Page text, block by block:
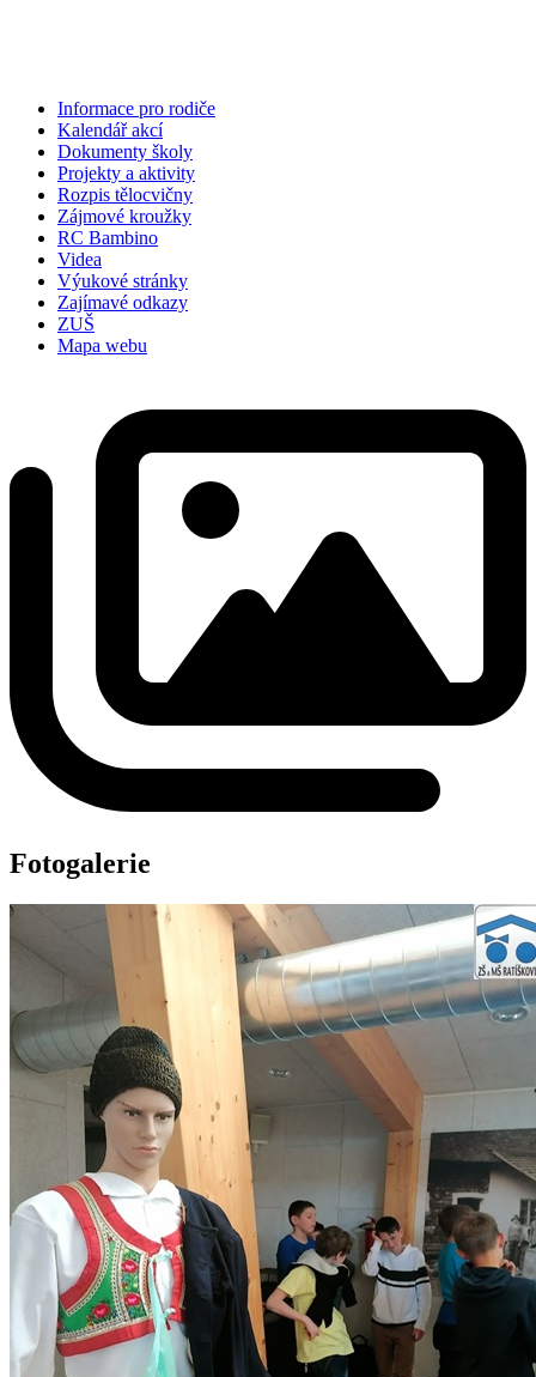
Informace pro rodiče
Kalendář akcí
Dokumenty školy
Projekty a aktivity
Rozpis tělocvičny
Zájmové kroužky
RC Bambino
Videa
Výukové stránky
Zajímavé odkazy
ZUŠ
Mapa webu
Fotogalerie